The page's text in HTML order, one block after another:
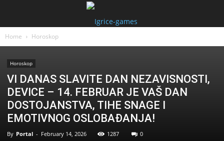
Home Horoskop
Horoskop
VI DANAS SLAVITE DAN NEZAVISNOSTI,
DEVICE – 14. FEBRUAR JE VAŠ DAN
DOSTOJANSTVA, TIHE SNAGE I
EMOTIVNOG OSLOBAĐANJA!
By Portal - February 14, 2026 1287 0